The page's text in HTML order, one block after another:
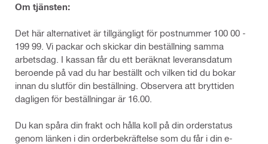
Om tjänsten:
Det här alternativet är tillgängligt för postnummer 100 00 -
199 99. Vi packar och skickar din beställning samma
arbetsdag. I kassan får du ett beräknat leveransdatum
beroende på vad du har beställt och vilken tid du bokar
innan du slutför din beställning. Observera att bryttiden
dagligen för beställningar är 16.00.
Du kan spåra din frakt och hålla koll på din orderstatus
genom länken i din orderbekräftelse som du får i din e-